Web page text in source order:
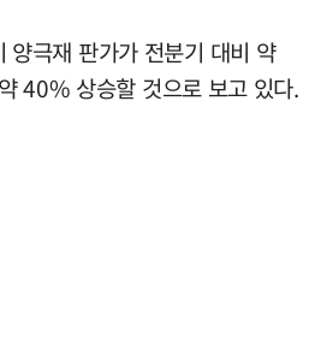
양극재 판가가 전분기 대비 약
40% 상승할 것으로 보고 있다.